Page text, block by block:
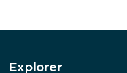
Explor​er